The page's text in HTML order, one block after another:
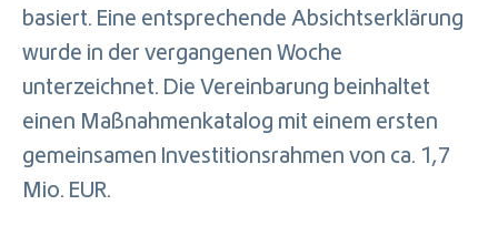
basiert. Eine entsprechende Absichtserklärung
wurde in der vergangenen Woche
unterzeichnet. Die Vereinbarung beinhaltet
einen Maßnahmenkatalog mit einem ersten
gemeinsamen Investitionsrahmen von ca. 1,7
Mio. EUR.